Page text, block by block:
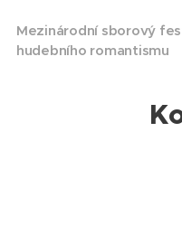
Mezinárodní sborový
hudebního romantismu